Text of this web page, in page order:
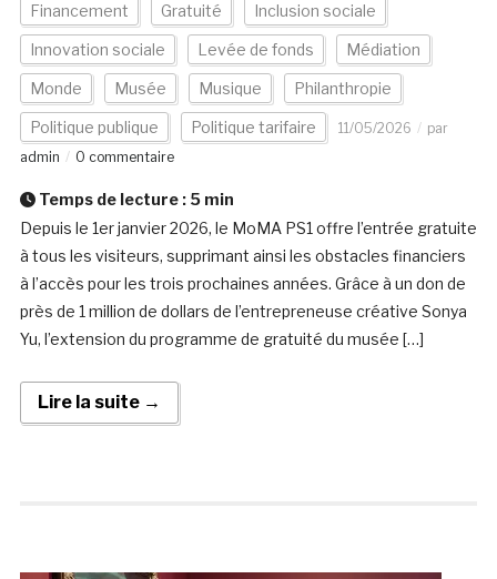
Financement Gratuité Inclusion sociale
Innovation sociale Levée de fonds Médiation
Monde Musée Musique Philanthropie
Politique publique Politique tarifaire 11/05/2026
par
admin
0 commentaire
Temps de lecture : 5 min
Depuis le 1er janvier 2026, le MoMA PS1 offre l’entrée gratuite
à tous les visiteurs, supprimant ainsi les obstacles financiers
à l’accès pour les trois prochaines années. Grâce à un don de
près de 1 million de dollars de l’entrepreneuse créative Sonya
Yu, l’extension du programme de gratuité du musée […]
Lire la suite →